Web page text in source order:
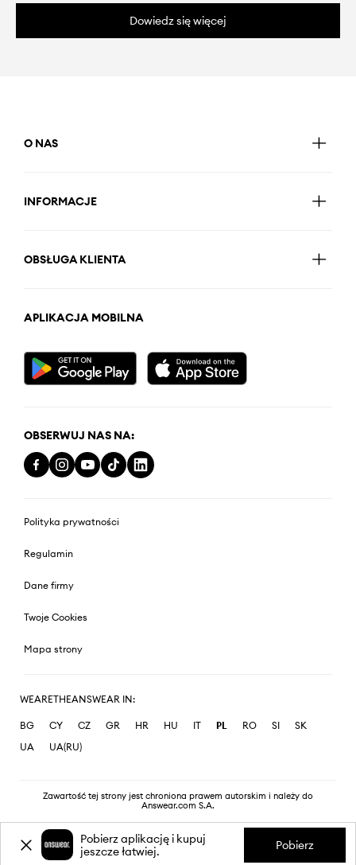
Dowiedz się więcej
O NAS
INFORMACJE
OBSŁUGA KLIENTA
APLIKACJA MOBILNA
OBSERWUJ NAS NA:
Polityka prywatności
Regulamin
Dane firmy
Twoje Cookies
Mapa strony
WEARETHEANSWEAR IN:
BG CY CZ GR HR HU IT PL RO SI
SK
UA
UA(RU)
Zawartość tej strony jest chroniona prawem autorskim i należy do
Answear.com S.A.
Pobierz aplikację i kupuj
jeszcze łatwiej.
Pobierz